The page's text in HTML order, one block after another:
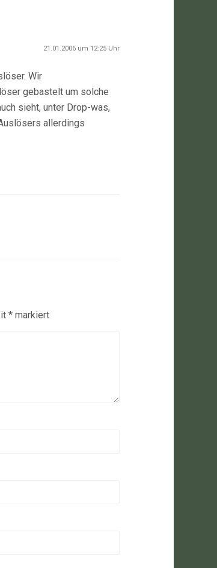
21.01.2006 um 12:25 Uhr
Wir
gebastelt um solche
sieht, unter Drop-was,
allerdings
* markiert